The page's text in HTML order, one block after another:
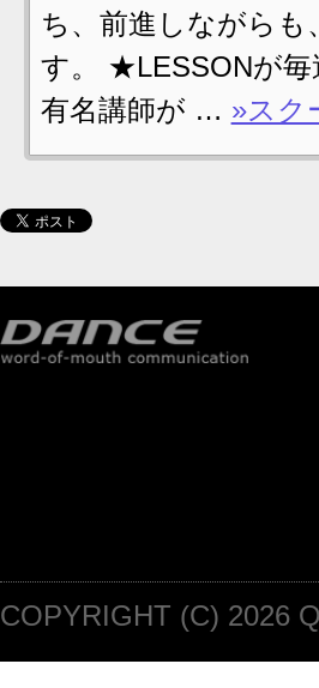
ち、前進しながら
す。 ★LESSONが
有名講師が … »スク
COPYRIGHT (C) 2026